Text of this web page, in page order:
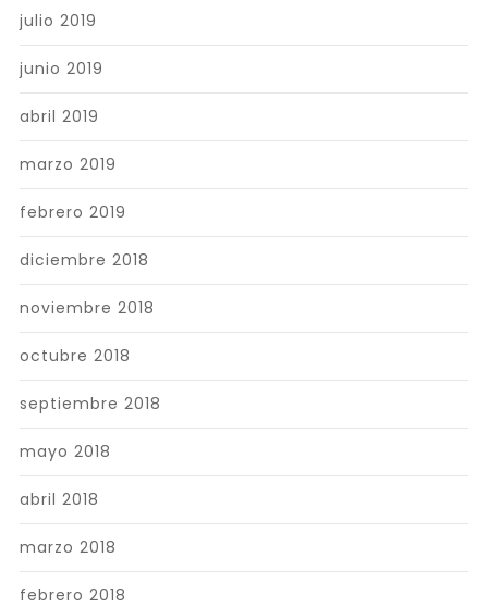
julio 2019
junio 2019
abril 2019
marzo 2019
febrero 2019
diciembre 2018
noviembre 2018
octubre 2018
septiembre 2018
mayo 2018
abril 2018
marzo 2018
febrero 2018